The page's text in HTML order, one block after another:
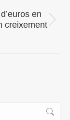
en
creixement